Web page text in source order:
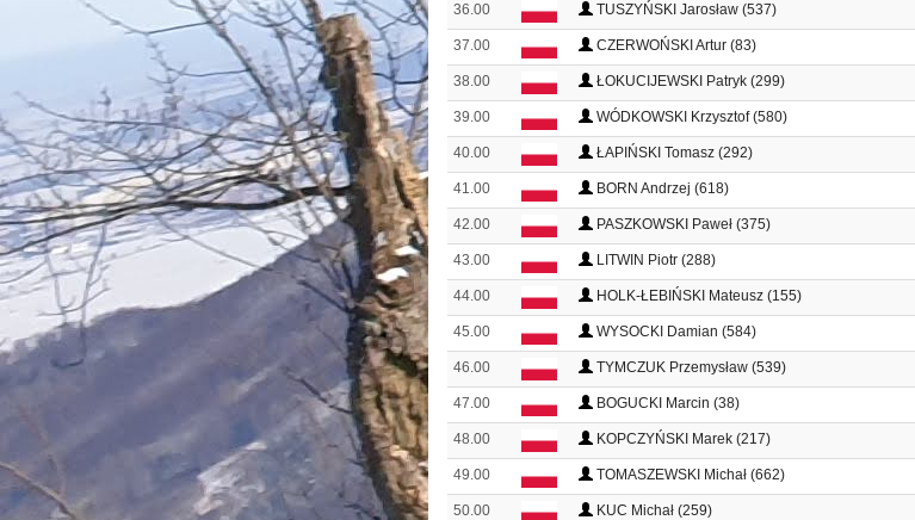
36.00 TUSZYŃSKI Jarosław (537)
37.00 CZERWOŃSKI Artur (83)
38.00 ŁOKUCIJEWSKI Patryk (299)
39.00 WÓDKOWSKI Krzysztof (580)
40.00 ŁAPIŃSKI Tomasz (292)
41.00 BORN Andrzej (618)
42.00 PASZKOWSKI Paweł (375)
43.00 LITWIN Piotr (288)
44.00 HOLK-ŁEBIŃSKI Mateusz (155)
45.00 WYSOCKI Damian (584)
46.00 TYMCZUK Przemysław (539)
47.00 BOGUCKI Marcin (38)
48.00 KOPCZYŃSKI Marek (217)
49.00 TOMASZEWSKI Michał (662)
50.00 KUC Michał (259)